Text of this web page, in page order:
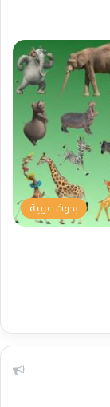
بحوث عربية